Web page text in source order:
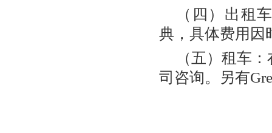
（四）出租
典，具体费用因
（五）租车
司咨询。另有